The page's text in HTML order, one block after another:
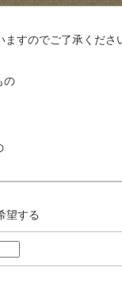
すのでご了承くださ
の
望する